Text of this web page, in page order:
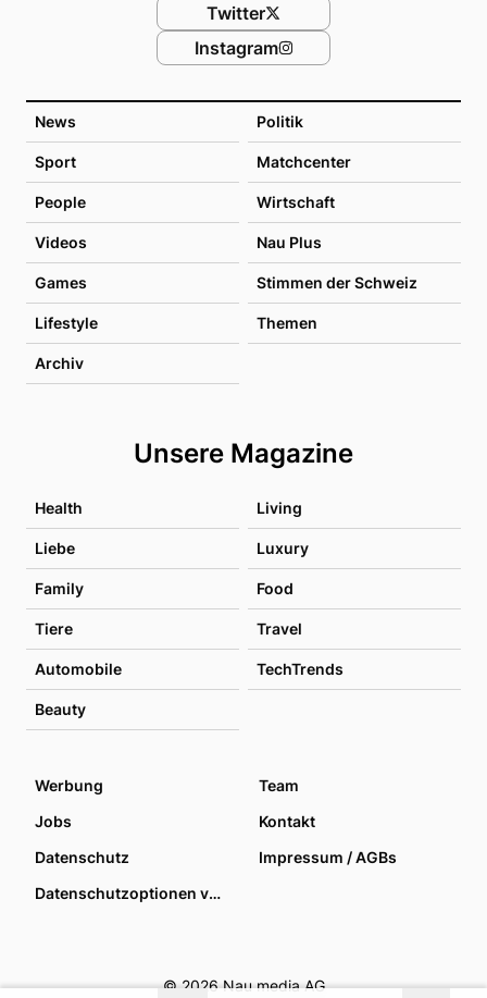
News Politik
Sport Matchcenter
People Wirtschaft
Videos Nau Plus
Games Stimmen der Schweiz
Lifestyle Themen
Archiv
Unsere Magazine
Health Living
Liebe Luxury
Family Food
Tiere Travel
Automobile TechTrends
Beauty
Twitter
Instagram
Werbung
Team
Jobs
Kontakt
Datenschutz
Impressum / AGBs
Datenschutzoptionen verwalten
© 2026 Nau media AG